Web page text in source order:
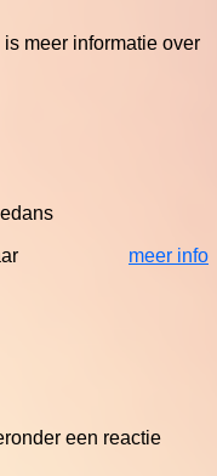
meer informatie over
meer info
een reactie